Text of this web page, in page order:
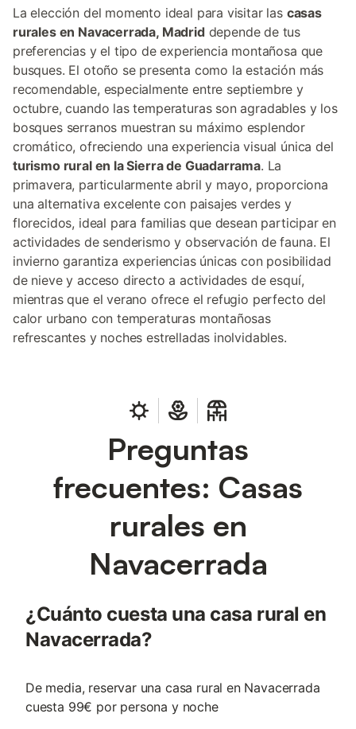
La elección del momento ideal para visitar las casas
rurales en Navacerrada, Madriddepende de tus
preferencias y el tipo de experiencia montañosa que
busques. El otoño se presenta como la estación más
recomendable, especialmente entre septiembre y
octubre, cuando las temperaturas son agradables y los
bosques serranos muestran su máximo esplendor
cromático, ofreciendo una experiencia visual única del
turismo rural en la Sierra de Guadarrama. La
primavera, particularmente abril y mayo, proporciona
una alternativa excelente con paisajes verdes y
florecidos, ideal para familias que desean participar en
actividades de senderismo y observación de fauna. El
invierno garantiza experiencias únicas con posibilidad
de nieve y acceso directo a actividades de esquí,
mientras que el verano ofrece el refugio perfecto del
calor urbano con temperaturas montañosas
refrescantes y noches estrelladas inolvidables.
Preguntas
frecuentes: Casas
rurales en
Navacerrada
¿Cuánto cuesta una casa rural en
Navacerrada?
De media, reservar una casa rural en Navacerrada
cuesta 99€ por persona y noche